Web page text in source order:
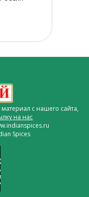
с нашего сайта,
на нас
Spices